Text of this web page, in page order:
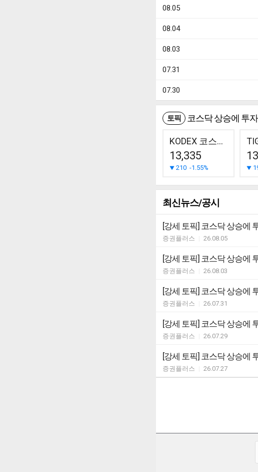
08.05
08.04
08.03
07.31
07.30
토픽 코스닥 상승에 투자
KODEX 코스닥150
13,335
210 -1.55%
최신뉴스/공시
증권플러스 26.08.05
증권플러스 26.08.03
증권플러스 26.07.31
증권플러스 26.07.29
증권플러스 26.07.27